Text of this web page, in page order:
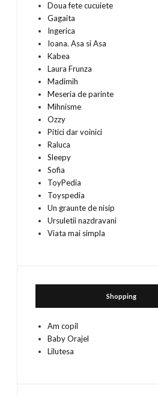
Doua fete cucuiete
Gagaita
Ingerica
Ioana. Asa si Asa
Kabea
Laura Frunza
Madimih
Meseria de parinte
Mihnisme
Ozzy
Pitici dar voinici
Raluca
Sleepy
Sofia
ToyPedia
Toyspedia
Un graunte de nisip
Ursuletii nazdravani
Viata mai simpla
Shopping
Am copil
Baby Orajel
Lilutesa